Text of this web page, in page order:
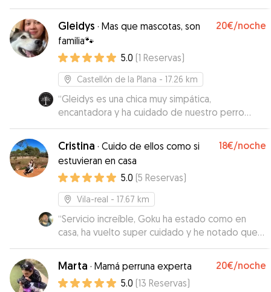
Gleidys · Mas que mascotas, son
familia🐾
20€/noche
5.0 (1 Reservas)
Castellón de la Plana - 17.26 km
“Gleidys es una chica muy simpática,
encantadora y ha cuidado de nuestro perro
estupendamente. Volveremos a contar con ella
la próxima vez que lo necesitemos sin duda.
Cristina · Cuido de ellos como si
estuvieran en casa
18€/noche
5.0 (5 Reservas)
Vila-real - 17.67 km
“Servicio increíble, Goku ha estado como en
casa, ha vuelto super cuidado y he notado que
estaba muy feliz. Cristina ha sido super atenta,
cariñosa con Goku y siempre en contacto
comentándonos cómo estaba nuestro perrete.
Gracias Cristina, pronto repetiremos!
Marta · Mamá perruna experta 20€/noche
5.0 (13 Reservas)